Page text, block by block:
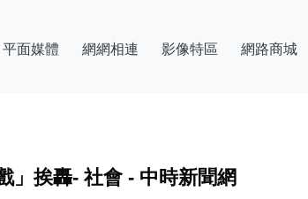
平面媒體 網網相連 影像特區 網路商城
」挨轟- 社會 - 中時新聞網